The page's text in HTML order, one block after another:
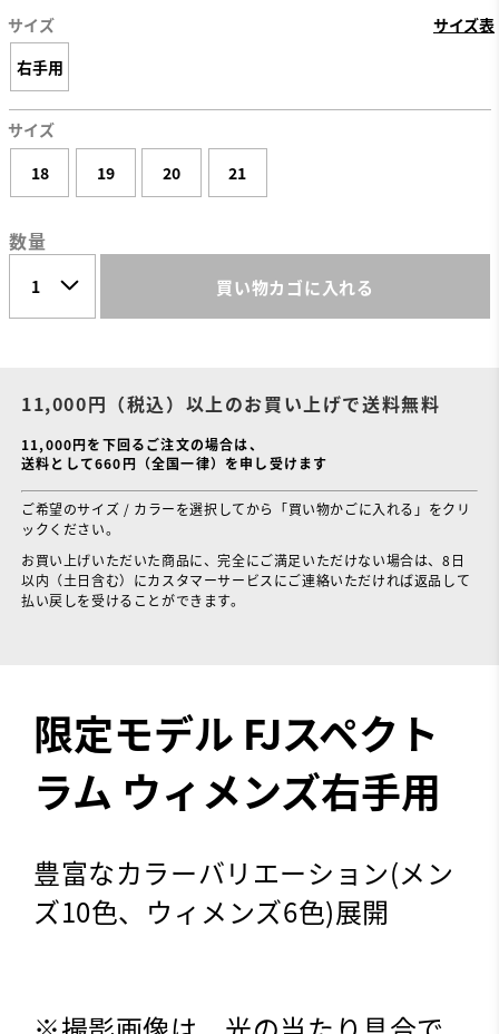
サイズ
サイズ表
右手用
サイズ
18
19 20 21
数量
買い物カゴに入れる
11,000円（税込）以上のお買い上げで送料無料
11,000円を下回るご注文の場合は、
送料として660円（全国一律）を申し受けます
ご希望のサイズ / カラーを選択してから「買い物かごに入れる」をクリ
ックください。
お買い上げいただいた商品に、完全にご満足いただけない場合は、8日
以内（土日含む）にカスタマーサービスにご連絡いただければ返品して
払い戻しを受けることができます。
限定モデル FJスペクト
ラム ウィメンズ右手用
豊富なカラーバリエーション(メン
ズ10色、ウィメンズ6色)展開